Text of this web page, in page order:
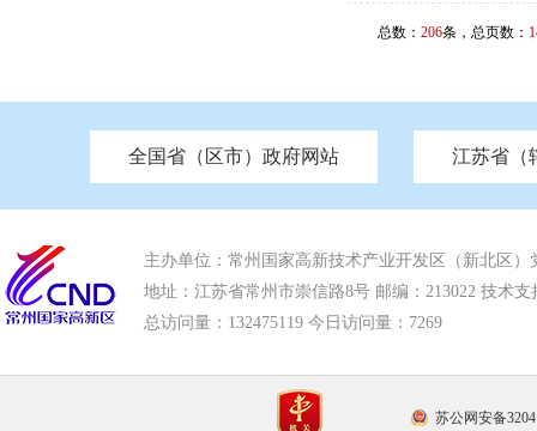
总数： 206条，总页数：
全国省（区市）政府网站
北京 天津 重庆 河南 河北 山西
江苏省（
中国江苏 南京市政府 苏州市政府 无锡
市发改委 市工信局 市教育局 市科技局 市
市应急管理局 市审计局 市外事办 市生态
主办单位：常州国家高新技术产业开发区（新北区）
地址：江苏省常州市崇信路8号 邮编：213022 技术支
总访问量： 132475119 今日访问量： 7269
苏公网安备